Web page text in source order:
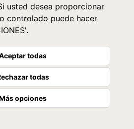
usted desea proporcionar
controlado puede hacer
todas
todas
opciones